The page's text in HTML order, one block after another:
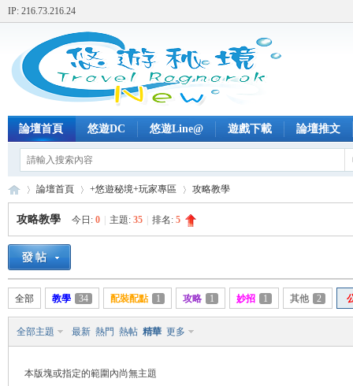
IP: 216.73.216.24
論壇首頁 悠遊DC 悠遊Line@ 遊戲下載 論壇推文
»
論壇首頁 +悠遊秘境+玩家專區 攻略教學
攻略教學 今日: 0 主題: 35 排名: 5
全部 教學 34 配裝配點 1 攻略 1 妙招 1 其他 2
全部主題 最新 熱門 熱帖 精華 更多
本版塊或指定的範圍內尚無主題